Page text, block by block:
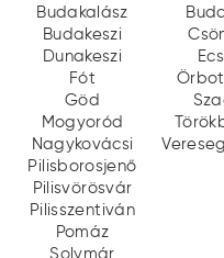
Budakalász
Budakeszi
Dunakeszi
Fót
Göd
Mogyoród
Nagykovácsi
Pilisborosjenő
Pilisvörösvár
Pilisszentiván
Pomáz
Solymár